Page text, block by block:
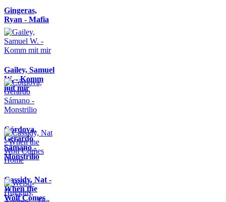
Gingeras,
Ryan - Mafia
Gailey, Samuel
W. - Komm
mit mir
Córdova,
Gerardo
Sámano -
Monstrilio
Cassidy, Nat -
When the
Wolf Comes